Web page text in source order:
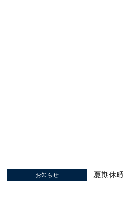
お知らせ 夏期休